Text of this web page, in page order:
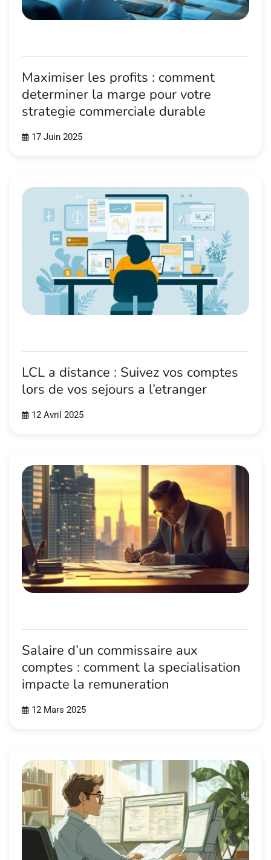
Maximiser les profits : comment
determiner la marge pour votre
strategie commerciale durable
17 Juin 2025
LCL a distance : Suivez vos comptes
lors de vos sejours a l’etranger
12 Avril 2025
Salaire d’un commissaire aux
comptes : comment la specialisation
impacte la remuneration
12 Mars 2025